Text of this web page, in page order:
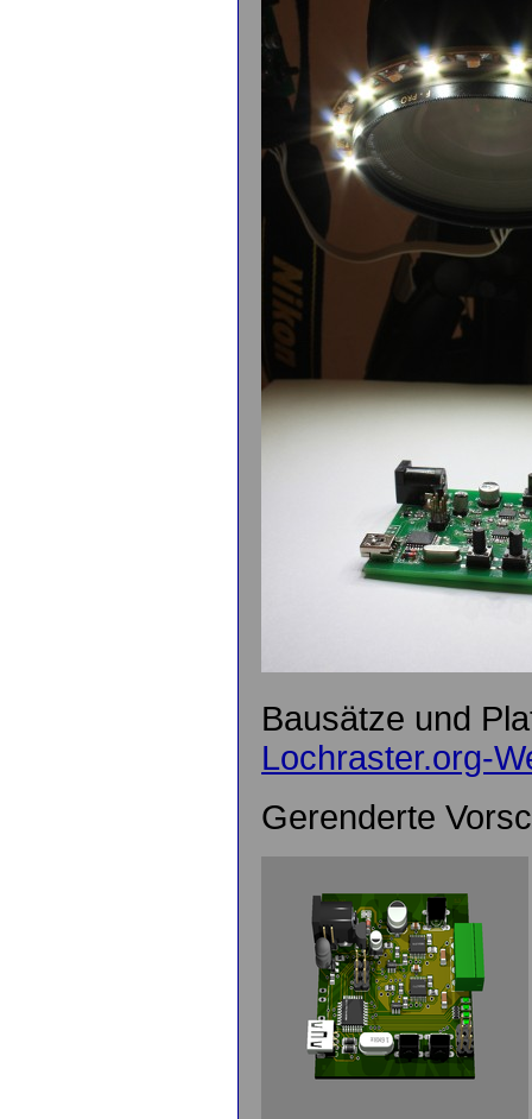
Bausätze und
Lochraster.org-
Gerenderte